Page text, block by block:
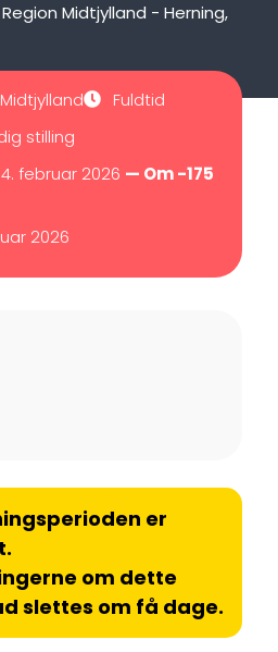
Midtjylland - Herning,
Fuldtid
stilling
februar 2026 — Om -175
2026
er
om dette
slettes om få dage.